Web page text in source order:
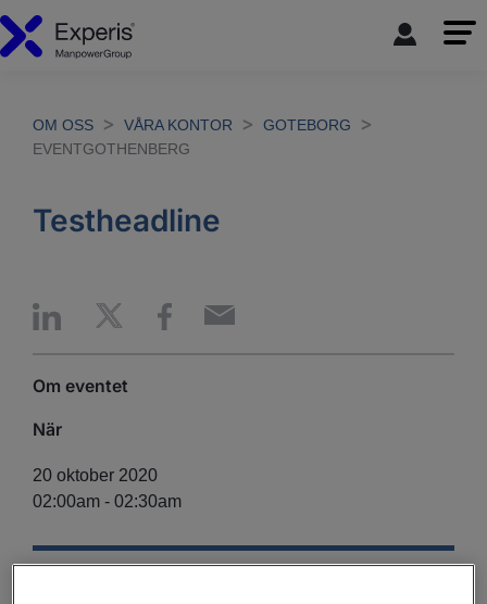
OM OSS VÅRA KONTOR
GOTEBORG
EVENTGOTHENBERG
Testheadline
Om eventet
När
20 oktober 2020
02:00am - 02:30am